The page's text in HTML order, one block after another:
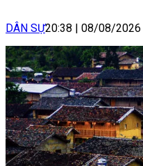
DÂN SỰ20:38 08/08/2026